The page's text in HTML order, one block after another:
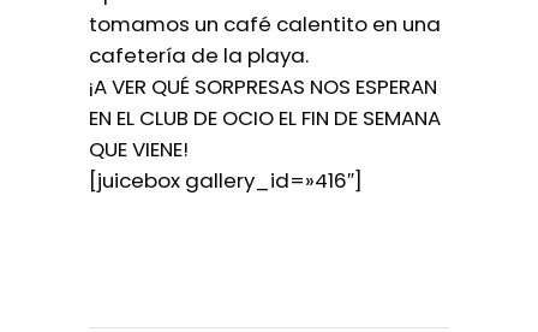
tomamos un café calentito en una
cafetería de la playa.
¡A VER QUÉ SORPRESAS NOS ESPERAN
EN EL CLUB DE OCIO EL FIN DE SEMANA
QUE VIENE!
[juicebox gallery_id=»416″]